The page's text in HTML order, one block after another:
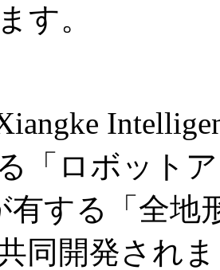
す。
「ロボット
有する「全
同開発され